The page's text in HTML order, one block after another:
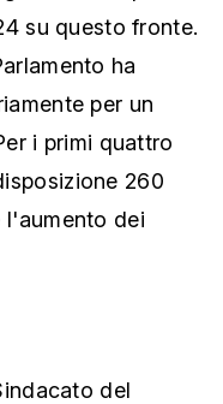
su questo fronte.
ha
per un
i primi quattro
260
l'aumento dei
del